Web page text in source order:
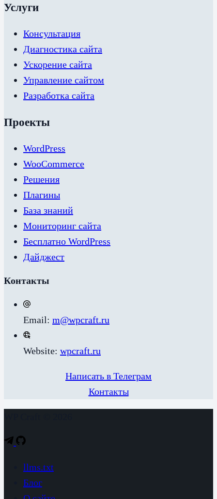
Услуги
Консультация
Диагностика сайта
Ускорение сайта
Управление сайтом
Разработка сайта
Проекты
WordPress
WooCommerce
Решения
Плагины
База знаний
Мониторинг сайта
Бесплатно WordPress
Дайджест
Контакты
Email: m@wpcraft.ru
Website: wpcraft.ru
Написать в Телеграм
Контакты
llms.txt
Блог